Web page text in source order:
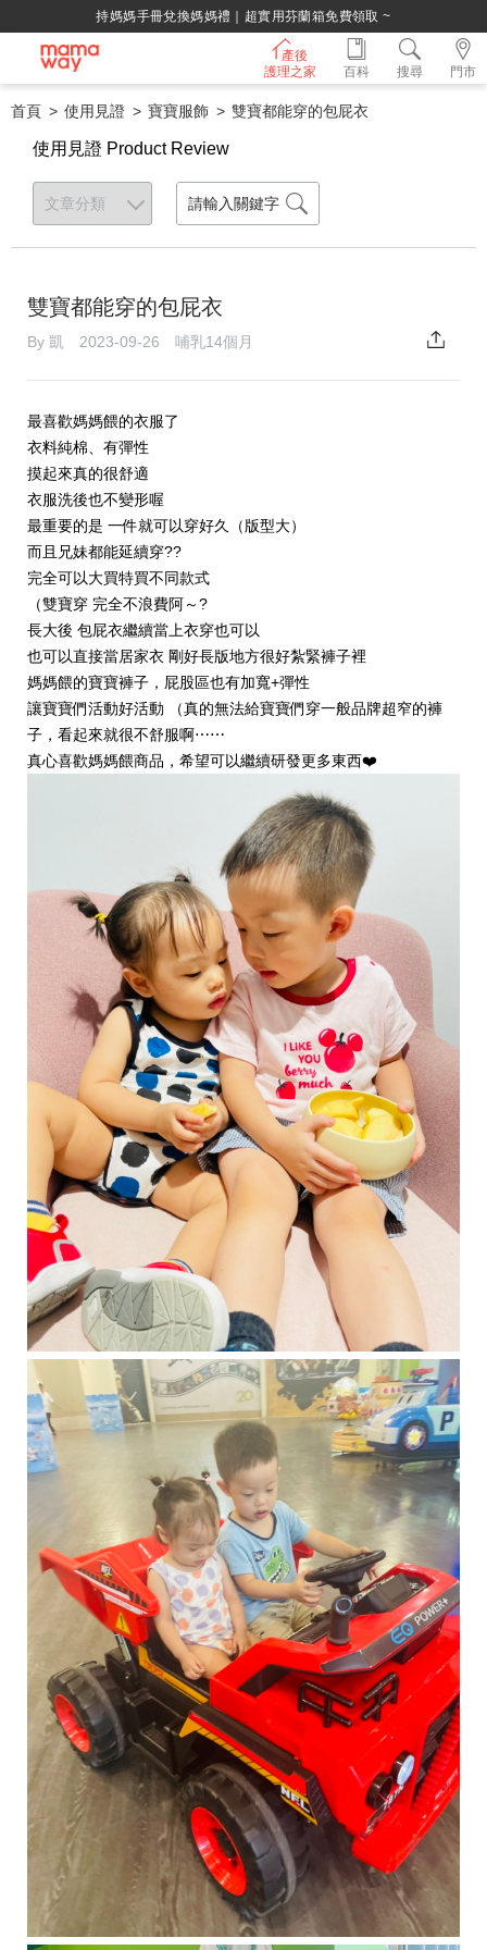
持媽媽手冊兌換媽媽禮｜超實用芬蘭箱免費領取 ~
產後
護理之家
門市
百科 搜尋
首頁 使用見證 寶寶服飾 雙寶都能穿的包屁衣
使用見證 Product Review
雙寶都能穿的包屁衣
By 凱 2023-09-26 哺乳14個月
最喜歡媽媽餵的衣服了
衣料純棉、有彈性
摸起來真的很舒適
衣服洗後也不變形喔
最重要的是 一件就可以穿好久（版型大）
而且兄妹都能延續穿??
完全可以大買特買不同款式
（雙寶穿 完全不浪費阿～?
長大後 包屁衣繼續當上衣穿也可以
也可以直接當居家衣 剛好長版地方很好紮緊褲子裡
媽媽餵的寶寶褲子，屁股區也有加寬+彈性
讓寶寶們活動好活動 （真的無法給寶寶們穿一般品牌超窄的褲
子，看起來就很不舒服啊⋯⋯
真心喜歡媽媽餵商品，希望可以繼續研發更多東西❤️